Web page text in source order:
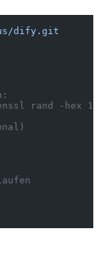
dify.git
rand -hex